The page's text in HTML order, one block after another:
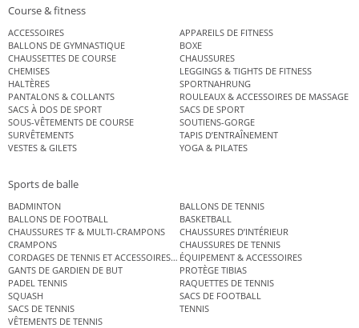
Course & fitness
ACCESSOIRES
APPAREILS DE FITNESS
BALLONS DE GYMNASTIQUE
BOXE
CHAUSSETTES DE COURSE
CHAUSSURES
CHEMISES
LEGGINGS & TIGHTS DE FITNESS
HALTÈRES
SPORTNAHRUNG
PANTALONS & COLLANTS
ROULEAUX & ACCESSOIRES DE MASSAGE
SACS À DOS DE SPORT
SACS DE SPORT
SOUS-VÊTEMENTS DE COURSE
SOUTIENS-GORGE
SURVÊTEMENTS
TAPIS D’ENTRAÎNEMENT
VESTES & GILETS
YOGA & PILATES
Sports de balle
BADMINTON
BALLONS DE TENNIS
BALLONS DE FOOTBALL
BASKETBALL
CHAUSSURES TF & MULTI-CRAMPONS
CHAUSSURES D’INTÉRIEUR
CRAMPONS
CHAUSSURES DE TENNIS
CORDAGES DE TENNIS ET ACCESSOIRES DE TENNISÉQUIPEMENT & ACCESSOIRES
GANTS DE GARDIEN DE BUT
PROTÈGE TIBIAS
PADEL TENNIS
RAQUETTES DE TENNIS
SQUASH
SACS DE FOOTBALL
SACS DE TENNIS
TENNIS
VÊTEMENTS DE TENNIS